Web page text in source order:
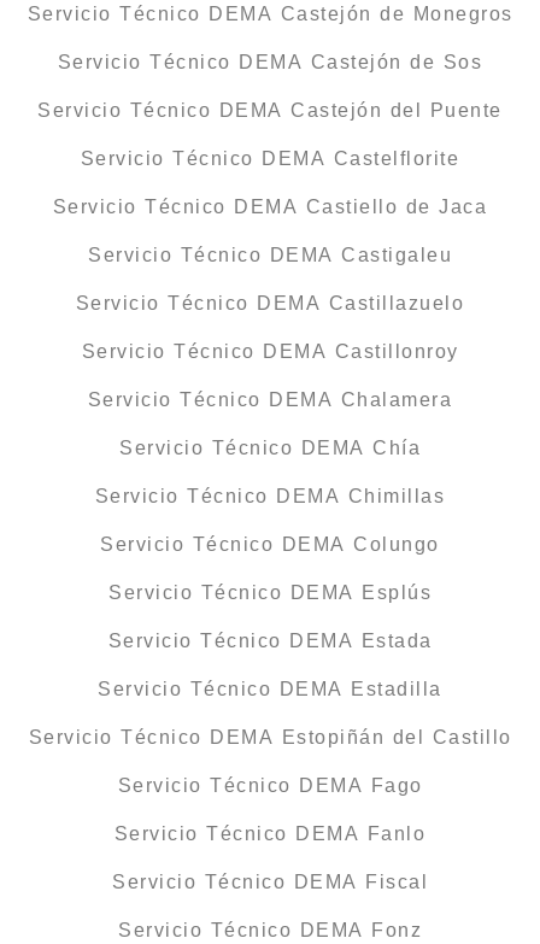
Servicio Técnico DEMA Castejón de Monegros
Servicio Técnico DEMA Castejón de Sos
Servicio Técnico DEMA Castejón del Puente
Servicio Técnico DEMA Castelflorite
Servicio Técnico DEMA Castiello de Jaca
Servicio Técnico DEMA Castigaleu
Servicio Técnico DEMA Castillazuelo
Servicio Técnico DEMA Castillonroy
Servicio Técnico DEMA Chalamera
Servicio Técnico DEMA Chía
Servicio Técnico DEMA Chimillas
Servicio Técnico DEMA Colungo
Servicio Técnico DEMA Esplús
Servicio Técnico DEMA Estada
Servicio Técnico DEMA Estadilla
Servicio Técnico DEMA Estopiñán del Castillo
Servicio Técnico DEMA Fago
Servicio Técnico DEMA Fanlo
Servicio Técnico DEMA Fiscal
Servicio Técnico DEMA Fonz